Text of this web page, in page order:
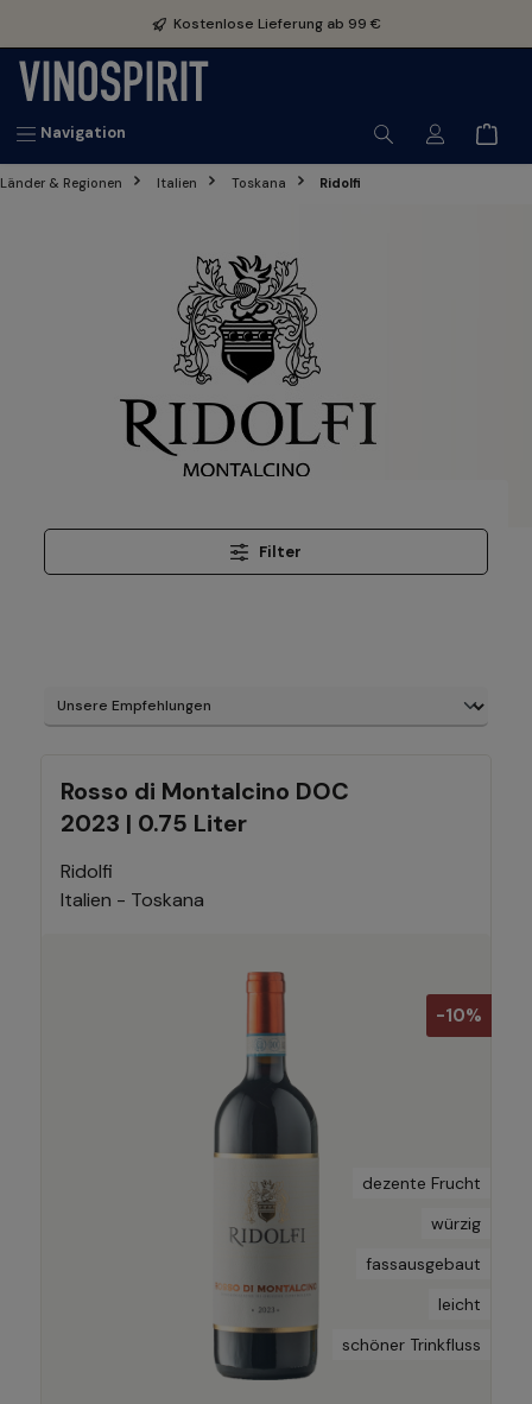
Kostenlose Lieferung ab 99 €
Navigation
Länder & Regionen Italien Toskana Ridolfi
Filter
Rosso di Montalcino DOC
2023 | 0.75 Liter
Ridolfi
Italien - Toskana
-10%
dezente Frucht
würzig
fassausgebaut
leicht
schöner Trinkfluss